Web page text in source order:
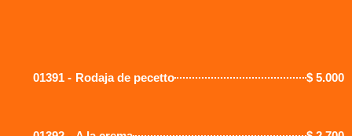
01391 - Rodaja de pecetto $5.000